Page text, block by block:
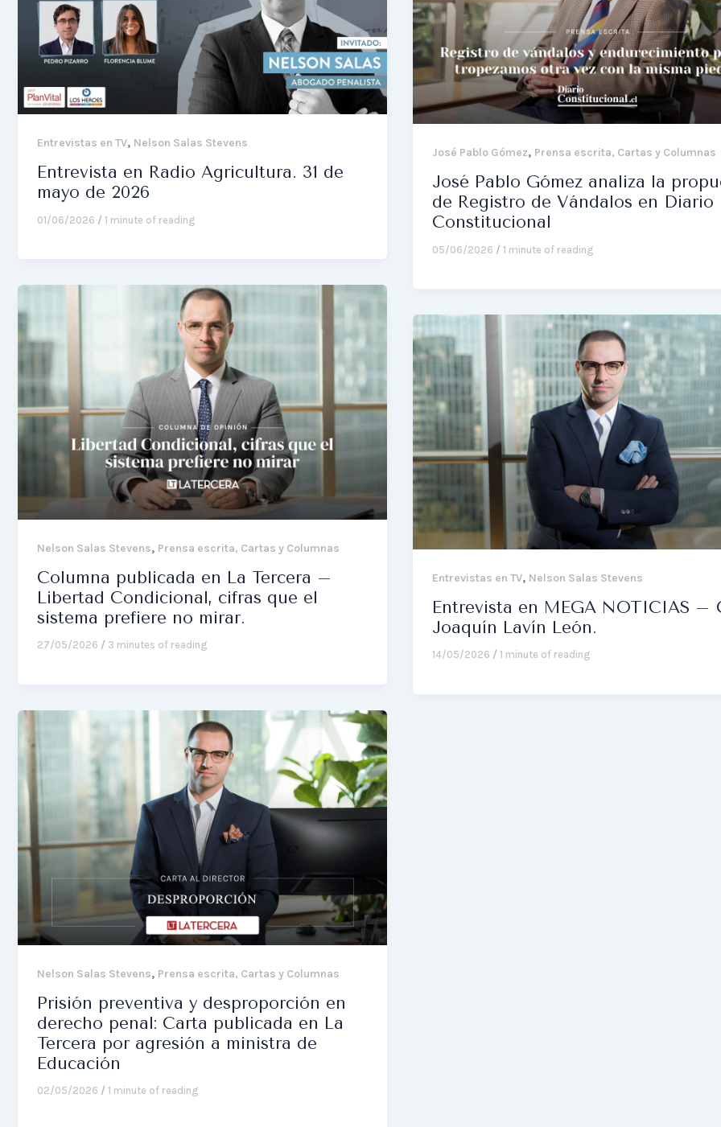
José Pablo Gómez, Prensa escrita, Cartas y Columnas
José Pablo Gómez analiza la
de Registro de Vándalos en Diario
Constitucional
05/06/2026 / 1 minute of reading
Entrevistas en TV, Nelson Salas Stevens
Entrevista en Radio Agricultura. 31 de
mayo de 2026
01/06/2026 / 1 minute of reading
Nelson Salas Stevens, Prensa escrita, Cartas y Columnas
Columna publicada en La Tercera –
Libertad Condicional, cifras que el
sistema prefiere no mirar.
27/05/2026 / 3 minutes of reading
Entrevistas en TV, Nelson Salas Stevens
Entrevista en MEGA NOTICIAS –
Joaquín Lavín León.
14/05/2026 / 1 minute of reading
Nelson Salas Stevens, Prensa escrita, Cartas y Columnas
Prisión preventiva y desproporción en
derecho penal: Carta publicada en La
Tercera por agresión a ministra de
Educación
02/05/2026 / 1 minute of reading